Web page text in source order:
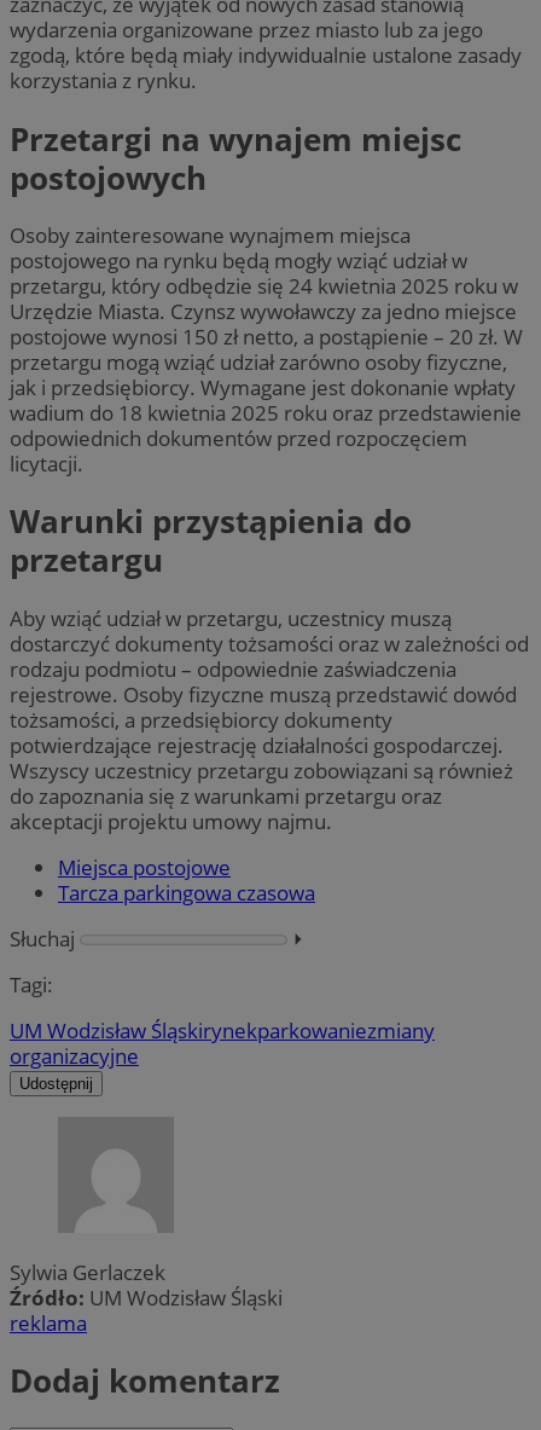
wydarzenia organizowane przez miasto lub za jego
zgodą, które będą miały indywidualnie ustalone zasady
korzystania z rynku.
Przetargi na wynajem miejsc
postojowych
Osoby zainteresowane wynajmem miejsca
postojowego na rynku będą mogły wziąć udział w
przetargu, który odbędzie się 24 kwietnia 2025 roku w
Urzędzie Miasta. Czynsz wywoławczy za jedno miejsce
postojowe wynosi 150 zł netto, a postąpienie – 20 zł. W
przetargu mogą wziąć udział zarówno osoby fizyczne,
jak i przedsiębiorcy. Wymagane jest dokonanie wpłaty
wadium do 18 kwietnia 2025 roku oraz przedstawienie
odpowiednich dokumentów przed rozpoczęciem
licytacji.
Warunki przystąpienia do
przetargu
Aby wziąć udział w przetargu, uczestnicy muszą
dostarczyć dokumenty tożsamości oraz w zależności od
rodzaju podmiotu – odpowiednie zaświadczenia
rejestrowe. Osoby fizyczne muszą przedstawić dowód
tożsamości, a przedsiębiorcy dokumenty
potwierdzające rejestrację działalności gospodarczej.
Wszyscy uczestnicy przetargu zobowiązani są również
do zapoznania się z warunkami przetargu oraz
akceptacji projektu umowy najmu.
Miejsca postojowe
Tarcza parkingowa czasowa
Słuchaj
⏵︎
Tagi:
UM Wodzisław Śląskirynekparkowaniezmiany
organizacyjne
Udostępnij
Sylwia Gerlaczek
Źródło: UM Wodzisław Śląski
reklama
Dodaj komentarz